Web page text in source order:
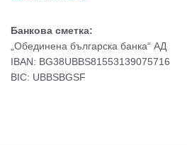
Банкова сметка:
„Обединена българска банка“ АД
IBAN: BG38UBBS81553139075716
BIC: UBBSBGSF